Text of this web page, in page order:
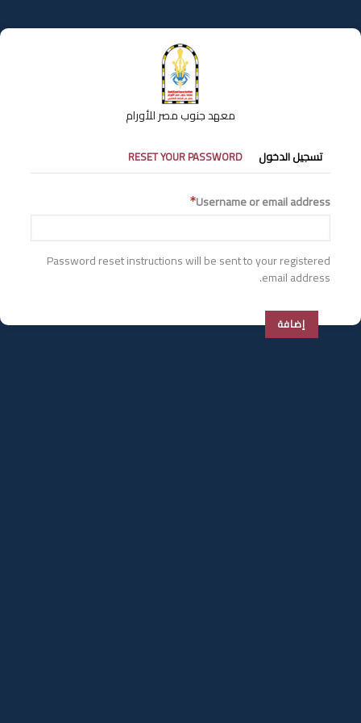
إلى
المحتوى
معهد جنوب مصر للأورام
التبويبات
الأساسية
تسجيل الدخول RESET YOUR PASSWORD
Username or email address
Password reset instructions will be sent to your registered
email address.